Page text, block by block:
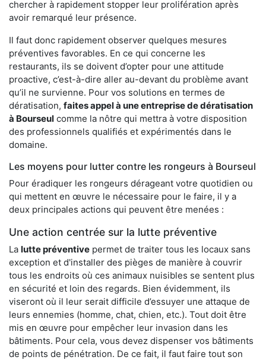
chercher à rapidement stopper leur prolifération après
avoir remarqué leur présence.
Il faut donc rapidement observer quelques mesures
préventives favorables. En ce qui concerne les
restaurants, ils se doivent d’opter pour une attitude
proactive, c’est-à-dire aller au-devant du problème avant
qu’il ne survienne. Pour vos solutions en termes de
dératisation, faites appel à une entreprise de dératisation
à Bourseul comme la nôtre qui mettra à votre disposition
des professionnels qualifiés et expérimentés dans le
domaine.
Les moyens pour lutter contre les rongeurs à Bourseul
Pour éradiquer les rongeurs dérageant votre quotidien ou
qui mettent en œuvre le nécessaire pour le faire, il y a
deux principales actions qui peuvent être menées :
Une action centrée sur la lutte préventive
La lutte préventive permet de traiter tous les locaux sans
exception et d'installer des pièges de manière à couvrir
tous les endroits où ces animaux nuisibles se sentent plus
en sécurité et loin des regards. Bien évidemment, ils
viseront où il leur serait difficile d’essuyer une attaque de
leurs ennemies (homme, chat, chien, etc.). Tout doit être
mis en œuvre pour empêcher leur invasion dans les
bâtiments. Pour cela, vous devez dispenser vos bâtiments
de points de pénétration. De ce fait, il faut faire tout son